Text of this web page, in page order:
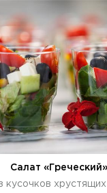
Салат «Греческий»
кусочков